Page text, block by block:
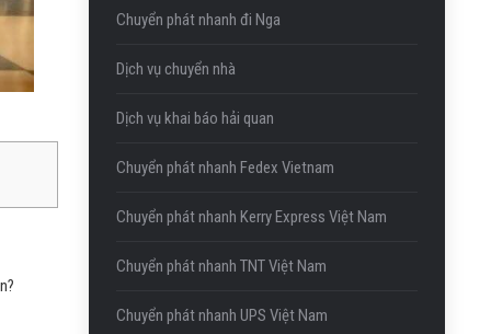
Chuyển phát nhanh đi Nga
Dịch vụ chuyển nhà
Dịch vụ khai báo hải quan
Chuyển phát nhanh Fedex Vietnam
Chuyển phát nhanh Kerry Express Việt Nam
Chuyển phát nhanh TNT Việt Nam
Chuyển phát nhanh UPS Việt Nam